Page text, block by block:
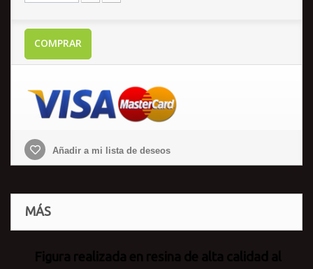
COMPRAR
Añadir a mi lista de deseos
MÁS
Figura realizada en resina de alta calidad al